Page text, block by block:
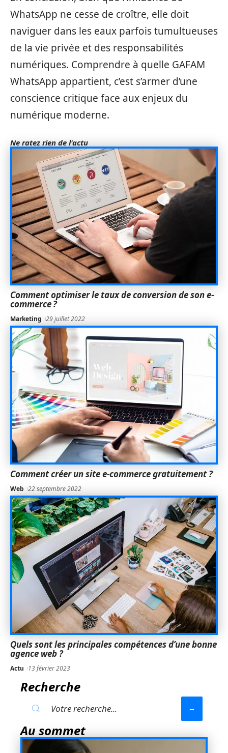
WhatsApp ne cesse de croître, elle doit
naviguer dans les eaux parfois tumultueuses
de la vie privée et des responsabilités
numériques. Comprendre à quelle GAFAM
WhatsApp appartient, c’est s’armer d’une
conscience critique face aux enjeux du
numérique moderne.
Ne ratez rien de l'actu
Comment optimiser le taux de conversion de son e-
commerce ?
Marketing 29 juillet 2022
Comment créer un site e-commerce gratuitement ?
Web 22 septembre 2022
Quels sont les principales compétences d’une bonne
agence web ?
Actu 13 février 2023
Recherche
Au sommet